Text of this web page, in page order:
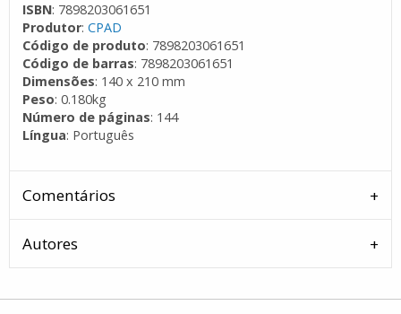
ISBN: 7898203061651
Produtor:CPAD
Código de produto: 7898203061651
Código de barras: 7898203061651
Dimensões: 140 x 210 mm
Peso: 0.180kg
Número de páginas: 144
Língua: Português
Comentários
Autores